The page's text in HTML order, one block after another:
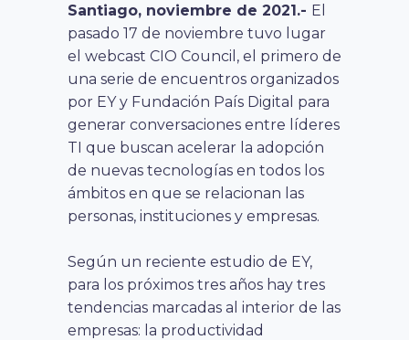
Santiago, noviembre de 2021.- El
pasado 17 de noviembre tuvo lugar
el webcast CIO Council, el primero de
una serie de encuentros organizados
por EY y Fundación País Digital para
generar conversaciones entre líderes
TI que buscan acelerar la adopción
de nuevas tecnologías en todos los
ámbitos en que se relacionan las
personas, instituciones y empresas.
Según un reciente estudio de EY,
para los próximos tres años hay tres
tendencias marcadas al interior de las
empresas: la productividad